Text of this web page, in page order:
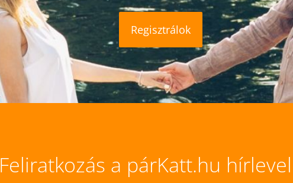
Regisztrálok
Feliratkozás a párKatt.hu